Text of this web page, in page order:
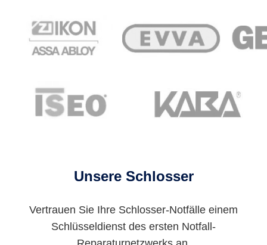
Unsere Schlosser
Vertrauen Sie Ihre Schlosser-Notfälle einem
Schlüsseldienst des ersten Notfall-